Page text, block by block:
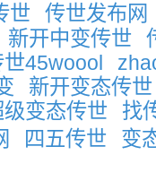
世
传世发布网
新开中变传世
世45woool
新开变态传世
级变态传世
找
四五传世 变